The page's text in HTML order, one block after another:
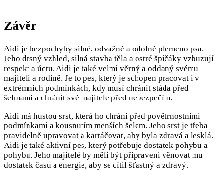
Závěr
Aidi je bezpochyby silné, odvážné a odolné plemeno psa.
Jeho drsný vzhled, silná stavba těla a ostré špičáky vzbuzují
respekt a úctu. Aidi je také velmi věrný a oddaný svému
majiteli a rodině. Je to pes, který je schopen pracovat i v
extrémních podmínkách, kdy musí chránit stáda před
šelmami a chránit své majitele před nebezpečím.
Aidi má hustou srst, která ho chrání před povětrnostními
podmínkami a kousnutím menších šelem. Jeho srst je třeba
pravidelně upravovat a kartáčovat, aby byla zdravá a lesklá.
Aidi je také aktivní pes, který potřebuje dostatek pohybu a
pohybu. Jeho majitelé by měli být připraveni věnovat mu
dostatek času a energie, aby se cítil šťastný a zdravý.